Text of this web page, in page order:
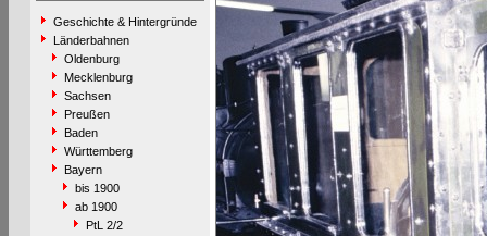
Geschichte & Hintergründe
Länderbahnen
Oldenburg
Mecklenburg
Sachsen
Preußen
Baden
Württemberg
Bayern
bis 1900
ab 1900
PtL 2/2